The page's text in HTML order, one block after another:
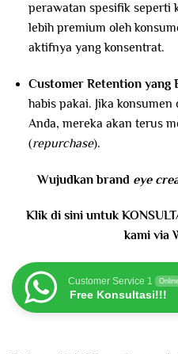
perawatan spesifik seperti
lebih premium oleh
aktifnya yang konsentrat.
Customer Retention yang
habis pakai. Jika
Anda, mereka akan terus
(repurchase).
Wujudkan brand eye
Klik di sini untuk
kami via
Customer Service 1
Free Konsultasi!!!